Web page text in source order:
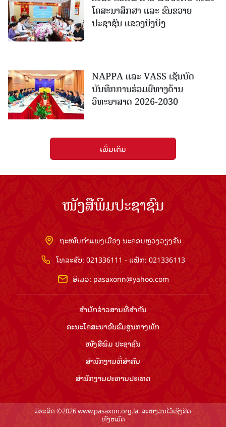
ໂຄສະນາສຶກສາ ແລະ ຂົນຂວາຍ
ປະຊາຊົນ ແຂວງນິງບິງ
NAPPA ແລະ VASS ເຊັນບົດ
ບັນທຶກການຮ່ວມມືທາງດ້ານ
ວິທະຍາສາດ 2026-2030
ເພີ່ມເຕີມ
ໜັງສືພິມປະຊາຊົນ
ຖະໜົນກຳແພງເມືອງ ນະຄອນຫຼວງວຽງຈັນ
ໂທລະສັບ: 021336111 - ແຟັກ: 021336113
ອີເມວ: pasaxonn@yahoo.com
ສຳ​ນັກ​ຂ່າວ​ສານ​ທີ່​ສຳ​ຄັນ​
ຄະນະໂຄສະນາອົບຮົມ​ສູນ​ກາງ​ພັກ
ໜັງສືພິມ ປະ​ຊາ​ຊົນ
ສຳ​ນັກ​ງານ​ທີ່​ສຳ​ຄັນ
ສຳ​ນັກ​ງານ​ປະ​ທານ​ປະ​ເທດ
ລິຂະສິດ ©2026 www.pasaxon.org.la. ສະຫງວນໄວ້ເຊິງສິດ
ທັງຫມົດ